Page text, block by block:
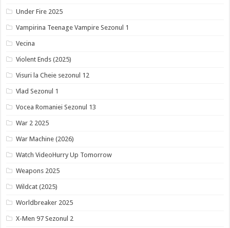
Under Fire 2025
Vampirina Teenage Vampire Sezonul 1
Vecina
Violent Ends (2025)
Visuri la Cheie sezonul 12
Vlad Sezonul 1
Vocea Romaniei Sezonul 13
War 2 2025
War Machine (2026)
Watch VideoHurry Up Tomorrow
Weapons 2025
Wildcat (2025)
Worldbreaker 2025
X-Men 97 Sezonul 2